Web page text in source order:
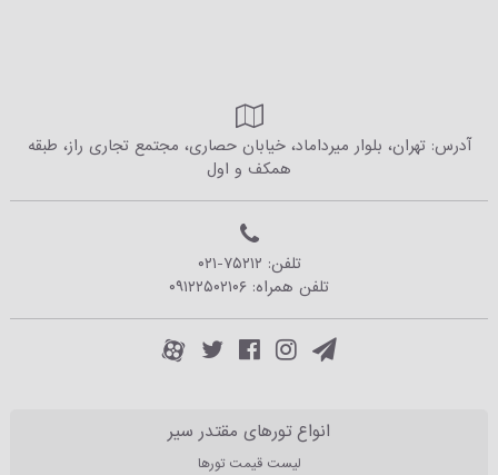
آدرس: تهران، بلوار میرداماد، خیابان حصاری، مجتمع تجاری راز، طبقه
همکف و اول
تلفن: ۰۲۱-۷۵۲۱۲
تلفن همراه: ۰۹۱۲۲۵۰۲۱۰۶
انواع تورهای مقتدر سیر
لیست قیمت تورها